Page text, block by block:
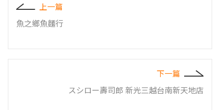
上一篇
魚之鄉魚麵行
下一篇
スシロー壽司郎 新光三越台南新天地店